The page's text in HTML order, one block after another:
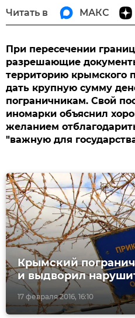
Читать в МАКС
При пересечении
разрешающие
территорию крымского
дать крупную сумму
пограничникам. Свой
иномарки объяснил
желанием
"важную для
17 февраля 2016, 16:10
Крымский
и выдворил